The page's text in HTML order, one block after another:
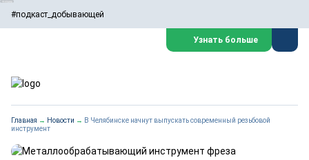
#подкаст_добывающей
Узнать больше
Главная → Новости → В Челябинске начнут выпускать современный резьбовой
инструмент